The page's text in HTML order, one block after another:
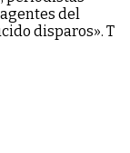
del
disparos». T